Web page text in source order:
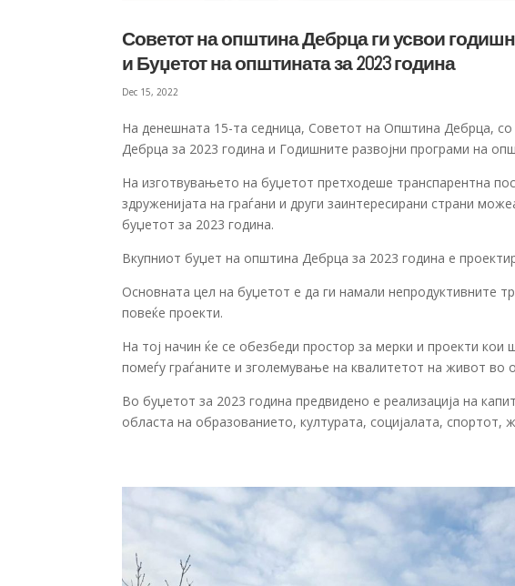
Советот на општина Дебрца ги усвои
и Буџетот на општината за 2023 година
Dec 15, 2022
На денешната 15-та седница, Советот на Општина Дебрца, со
Дебрца за 2023 година и Годишните развојни програми на
На изготвувањето на буџетот претходеше транспарентна
здруженијата на граѓани и други заинтересирани страни
буџетот за 2023 година.
Вкупниот буџет на општина Дебрца за 2023 година е
Основната цел на буџетот е да ги намали непродуктивните
повеќе проекти.
На тој начин ќе се обезбеди простор за мерки и проекти кои
помеѓу граѓаните и зголемување на квалитетот на живот во
Во буџетот за 2023 година предвидено е реализација на
областа на образованието, културата, социјалата, спортот,